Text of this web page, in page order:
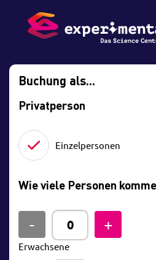
Buchung als...
Privatperson
Einzelpersonen
Wie viele Personen
Erwachsene